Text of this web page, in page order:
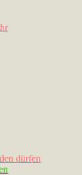
dürfen